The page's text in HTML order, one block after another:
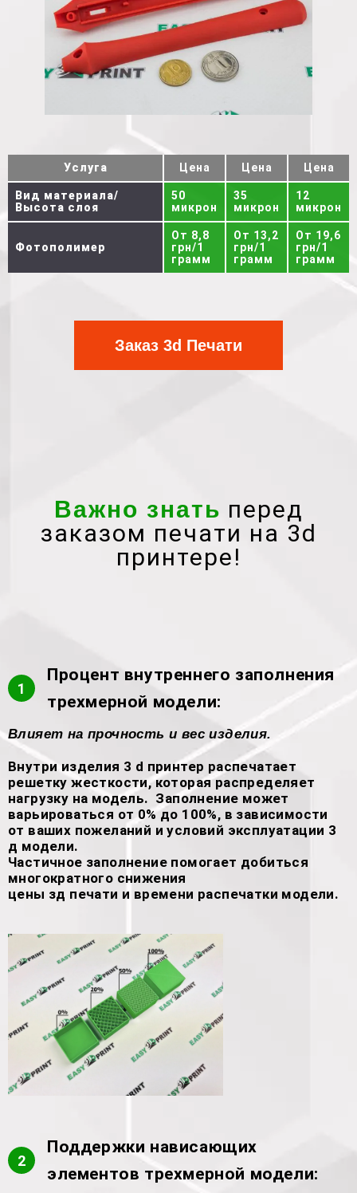
Услуга Цена Цена Цена
Вид материала/
Высота слоя
50
микрон
35
микрон
12
микрон
Фотополимер
От 8,8
грн/1
грамм
От 13,2
грн/1
грамм
От 19,6
грн/1
грамм
Заказ 3d Печати
Важно знать перед
заказом печати на 3d
принтере!
1
Процент внутреннего заполнения
трехмерной модели:
Влияет на прочность и вес изделия.
Внутри изделия 3 d принтер распечатает
решетку жесткости, которая распределяет
нагрузку на модель. Заполнение может
варьироваться от 0% до 100%, в зависимости
от ваших пожеланий и условий эксплуатации 3
д модели.
Частичное заполнение помогает добиться
многократного снижения
цены зд печати и времени распечатки модели.
2
Поддержки нависающих
элементов трехмерной модели: